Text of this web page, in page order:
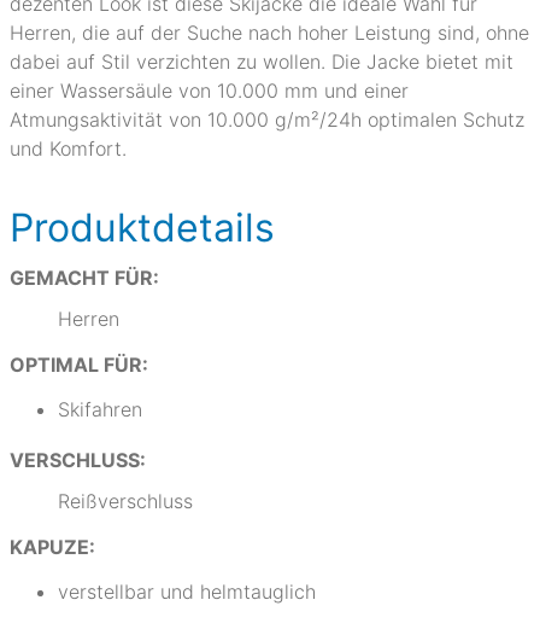
Herren, die auf der Suche nach hoher Leistung sind, ohne
dabei auf Stil verzichten zu wollen. Die Jacke bietet mit
einer Wassersäule von 10.000 mm und einer
Atmungsaktivität von 10.000 g/m²/24h optimalen Schutz
und Komfort.
Produktdetails
GEMACHT FÜR:
Herren
OPTIMAL FÜR:
Skifahren
VERSCHLUSS:
Reißverschluss
KAPUZE:
verstellbar und helmtauglich